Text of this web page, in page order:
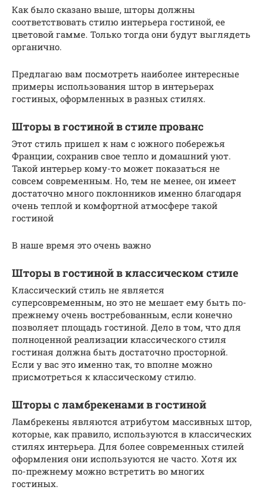
Как было сказано выше, шторы должны
соответствовать стилю интерьера гостиной, ее
цветовой гамме. Только тогда они будут выглядеть
органично.
Предлагаю вам посмотреть наиболее интересные
примеры использования штор в интерьерах
гостиных, оформленных в разных стилях.
Шторы в гостиной в стиле прованс
Этот стиль пришел к нам с южного побережья
Франции, сохранив свое тепло и домашний уют.
Такой интерьер кому-то может показаться не
совсем современным. Но, тем не менее, он имеет
достаточно много поклонников именно благодаря
очень теплой и комфортной атмосфере такой
гостиной
В наше время это очень важно
Шторы в гостиной в классическом стиле
Классический стиль не является
суперсовременным, но это не мешает ему быть по-
прежнему очень востребованным, если конечно
позволяет площадь гостиной. Дело в том, что для
полноценной реализации классического стиля
гостиная должна быть достаточно просторной.
Если у вас это именно так, то вполне можно
присмотреться к классическому стилю.
Шторы с ламбрекенами в гостиной
Ламбрекены являются атрибутом массивных штор,
которые, как правило, используются в классических
стилях интерьера. Для более современных стилей
оформления они используются не часто. Хотя их
по-прежнему можно встретить во многих
гостиных.